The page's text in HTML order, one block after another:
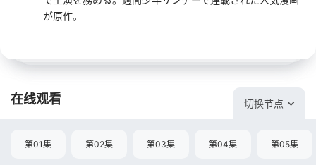
が原作。
在线观看 切换节点
第01集 第02集 第03集 第04集 第05集